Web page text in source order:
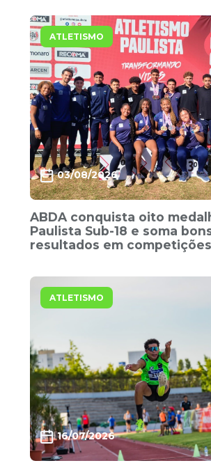
ATLETISMO
03/08/2026
ABDA conquista oito
Paulista Sub-18 e soma
resultados em competições
ATLETISMO
16/07/2026